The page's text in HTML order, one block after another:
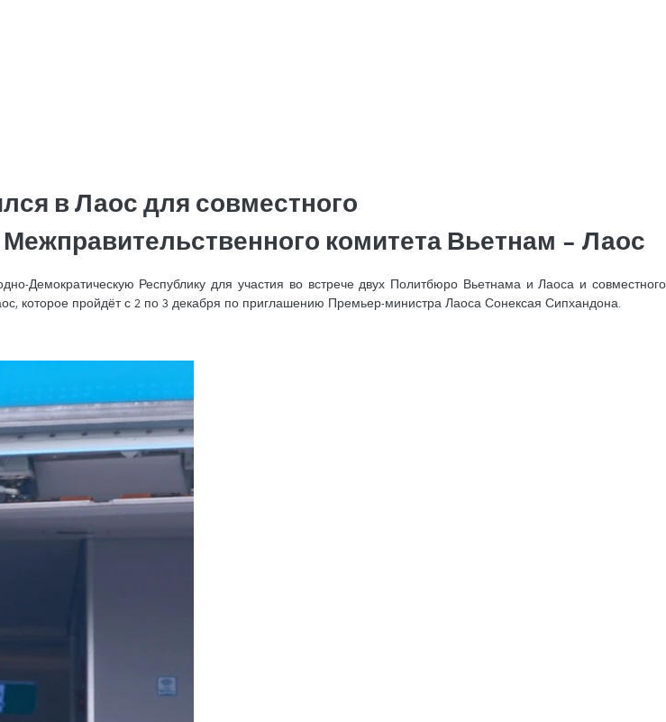
в Лаос для совместного
комитета Вьетнам – Лаос
Республику для участия во встрече двух Политбюро Вьетнама и Лаоса и совместного
которое пройдёт с 2 по 3 декабря по приглашению Премьер-министра Лаоса Сонексая Сипхандона.